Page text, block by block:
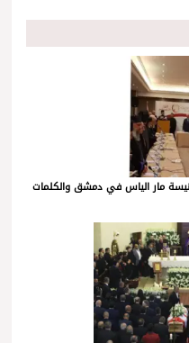
مار الياس في دمشق والكلمات